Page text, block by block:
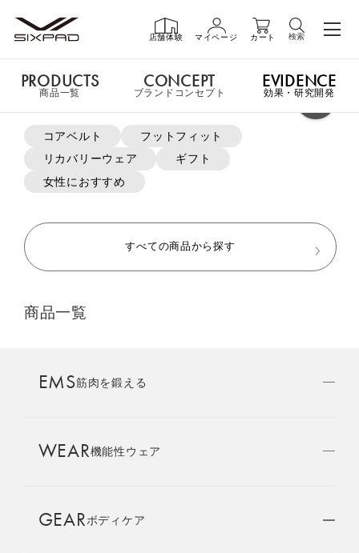
店舗体験 マイページ カート 検索
PRODUCTS商品一覧
GIFT ギフト
LIVE SHOPPING
AMBASSADOR
SIXPAD APP
COLUMN
よく検索されているキーワード
コアベルト
フットフィット
リカバリーウェア
ギフト
女性におすすめ
すべての商品から探す
商品一覧
EMS筋肉を鍛える
WEAR機能性ウェア
GEARボディケア
PRODUCTS
商品一覧
CONCEPT
ブランドコンセプト
EVIDENCE
効果・研究開発
申し訳ございません。この商品には詳細情報がありません。
おすすめ商品・新商品はこちら